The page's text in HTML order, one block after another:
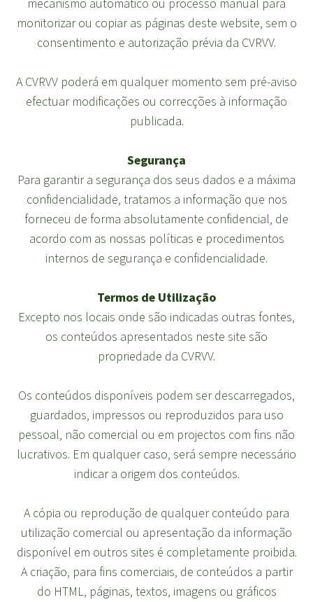
mecanismo automático ou processo manual para
monitorizar ou copiar as páginas deste website, sem o
consentimento e autorização prévia da CVRVV.
A CVRVV poderá em qualquer momento sem pré-aviso
efectuar modificações ou correcções à informação
publicada.
Segurança
Para garantir a segurança dos seus dados e a máxima
confidencialidade, tratamos a informação que nos
forneceu de forma absolutamente confidencial, de
acordo com as nossas políticas e procedimentos
internos de segurança e confidencialidade.
Termos de Utilização
Excepto nos locais onde são indicadas outras fontes,
os conteúdos apresentados neste site são
propriedade da CVRVV.
Os conteúdos disponíveis podem ser descarregados,
guardados, impressos ou reproduzidos para uso
pessoal, não comercial ou em projectos com fins não
lucrativos. Em qualquer caso, será sempre necessário
indicar a origem dos conteúdos.
A cópia ou reprodução de qualquer conteúdo para
utilização comercial ou apresentação da informação
disponível em outros sites é completamente proibida.
A criação, para fins comerciais, de conteúdos a partir
do HTML, páginas, textos, imagens ou gráficos